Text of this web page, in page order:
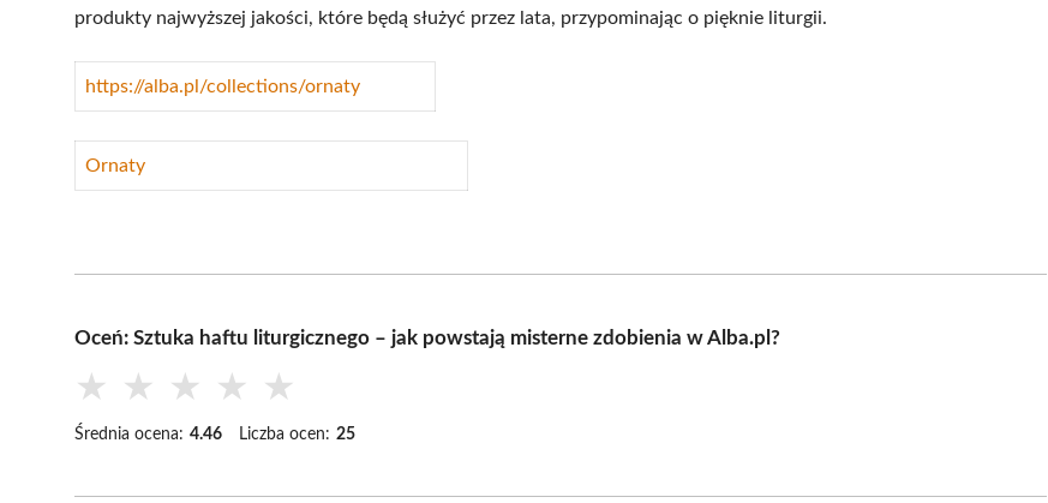
produkty najwyższej jakości, które będą służyć przez lata, przypominając o pięknie liturgii.
https://alba.pl/collections/ornaty
Ornaty
Oceń: Sztuka haftu liturgicznego – jak powstają misterne zdobienia w Alba.pl?
★ ★ ★ ★ ★
Średnia ocena: 4.46 Liczba ocen: 25